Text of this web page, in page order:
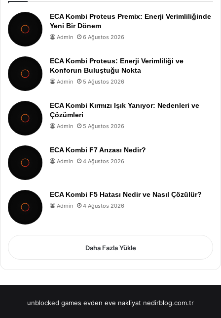
ECA Kombi Proteus Premix: Enerji Verimliliğinde
Yeni Bir Dönem
Admin 6 Ağustos 2026
ECA Kombi Proteus: Enerji Verimliliği ve
Konforun Buluştuğu Nokta
Admin 5 Ağustos 2026
ECA Kombi Kırmızı Işık Yanıyor: Nedenleri ve
Çözümleri
Admin 5 Ağustos 2026
ECA Kombi F7 Arızası Nedir?
Admin 4 Ağustos 2026
ECA Kombi F5 Hatası Nedir ve Nasıl Çözülür?
Admin 4 Ağustos 2026
Daha Fazla Yükle
unblocked games evden eve nakliyat nedirblog.com.tr